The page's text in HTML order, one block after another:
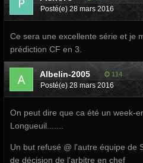
Posté(e) 28 mars 2016
Ce sera une excellente série et je
prédiction CF en 3.
Albelin-2005 114
Posté(e) 28 mars 2016
On peut dire que ca été un week-
Longueuil.......
Un but refusé @ l'autre équipe de
de décision de l'arbitre en chef